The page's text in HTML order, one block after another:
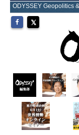
ODYSSEY Geopolitics